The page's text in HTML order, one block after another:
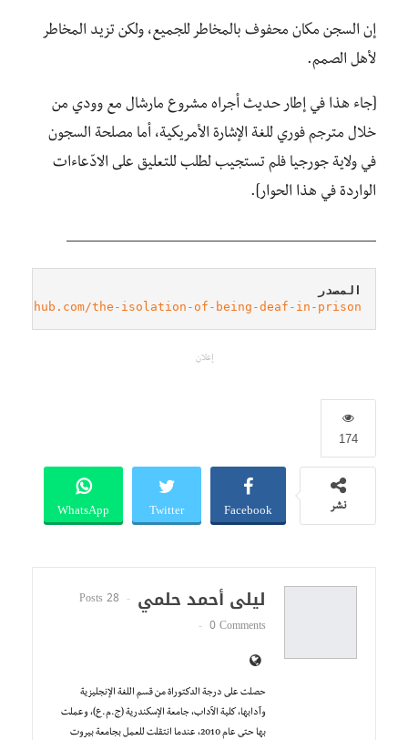
إن السجن مكان محفوف بالمخاطر للجميع، ولكن تزيد المخاطر
لأهل الصمم.
[جاء هذا في إطار حديث أجراه مشروع مارشال مع وودي من
خلال مترجم فوري للغة الإشارة الأمريكية، أما مصلحة السجون
في ولاية جورجيا فلم تستجيب لطلب للتعليق على الادّعاءات
الواردة في هذا الحوار].
__________________________________
المصدر
lithub.com/the-isolation-of-being-deaf-in-prison/
إعلان
174
نشر Facebook
Twitter
WhatsApp
ليلى أحمد حلمي
28 Posts
0 Comments
حصلت على درجة الدكتوراة من قسم اللغة الإنجليزية
وآدابها، كلية الآداب، جامعة الإسكندرية (ج.م.ع)، وعملت
بها حتى عام 2010، عندما انتقلت للعمل بجامعة بيروت